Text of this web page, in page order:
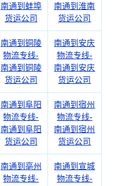
南通到蚌埠
货运公司
南通到淮南
货运公司
南通到铜陵
物流专线-
南通到铜陵
货运公司
南通到安庆
物流专线-
南通到安庆
货运公司
南通到阜阳
物流专线-
南通到阜阳
货运公司
南通到宿州
物流专线-
南通到宿州
货运公司
南通到亳州
物流专线-
南通到宣城
物流专线-